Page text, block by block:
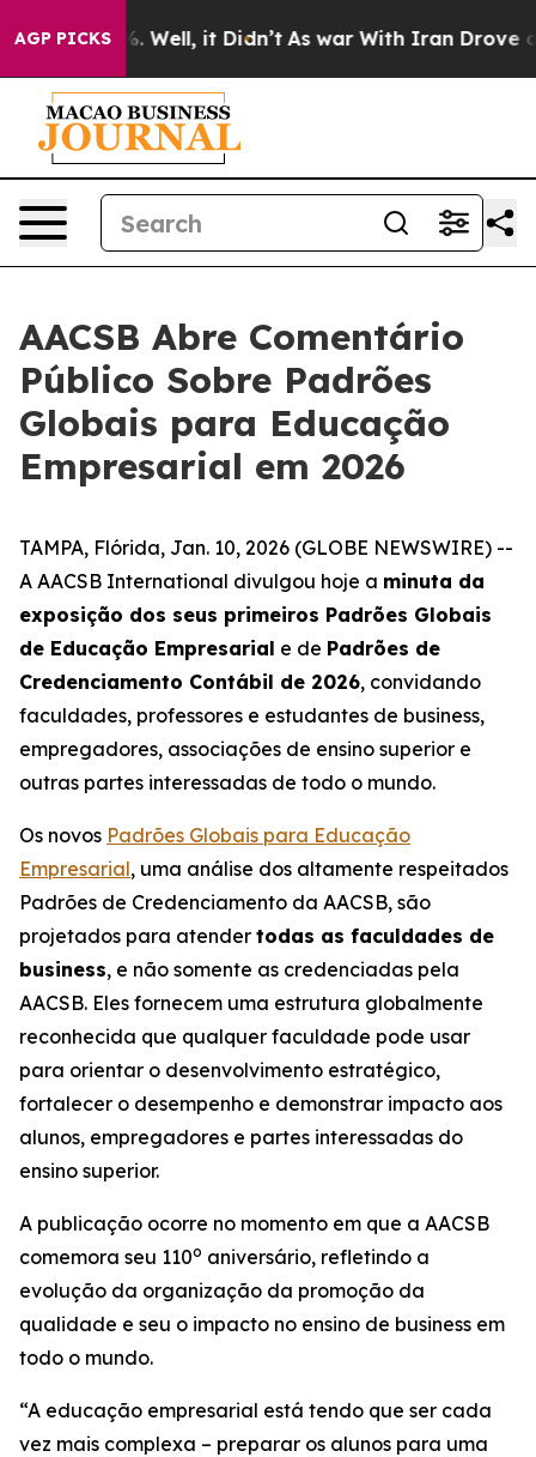
AGP PICKS
40%. Well, it Didn’t As war With Iran Drove oil
AACSB Abre Comentário
Público Sobre Padrões
Globais para Educação
Empresarial em 2026
TAMPA, Flórida, Jan. 10, 2026 (GLOBE NEWSWIRE) --
A AACSB International divulgou hoje a minuta da
exposição dos seus primeiros Padrões Globais
de Educação Empresarial e de Padrões de
Credenciamento Contábil de 2026, convidando
faculdades, professores e estudantes de business,
empregadores, associações de ensino superior e
outras partes interessadas de todo o mundo.
Os novos Padrões Globais para Educação
Empresarial, uma análise dos altamente respeitados
Padrões de Credenciamento da AACSB, são
projetados para atender todas as faculdades de
business, e não somente as credenciadas pela
AACSB. Eles fornecem uma estrutura globalmente
reconhecida que qualquer faculdade pode usar
para orientar o desenvolvimento estratégico,
fortalecer o desempenho e demonstrar impacto aos
alunos, empregadores e partes interessadas do
ensino superior.
A publicação ocorre no momento em que a AACSB
comemora seu 110o aniversário, refletindo a
evolução da organização da promoção da
qualidade e seu o impacto no ensino de business em
todo o mundo.
“A educação empresarial está tendo que ser cada
vez mais complexa – preparar os alunos para uma